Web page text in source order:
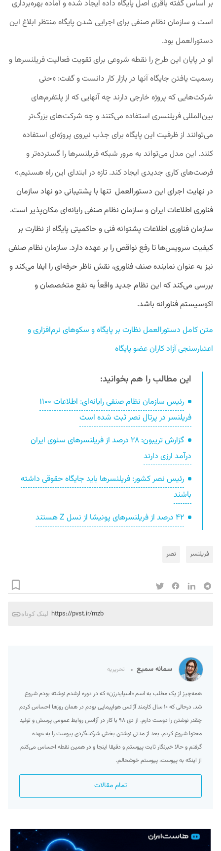
بر اساس گفته باقری اصل پایگاه داده ایجاد شده و آماده بهره‌برداری
است و سازمان نظام صنفی برای اجرایی شدن پایگاه منتظر ابلاغ این
دستورالعمل بود.
او در پایان این طرح را نقطه شروعی برای تقویت فعالیت فریلنسرها و
رسمیت یافتن جایگاه آنها در بازار کار دانست و گفت: «حتی
شرکت‌هایی که پروژه خارجی دارند چه آنهایی که از پلتفرم‌های
بین‌المللی فریلنسری استفاده می‌کنند و چه شرکت‌های بزرگ‌تر
می‌توانند از ظرفیت این پایگاه برای جذب نیروی پروژه‌ای استفاده
کنند. این مدل می‌تواند به مرور شبکه فریلنسرها را گسترده‌تر و
فرصت‌های کاری جدیدی ایجاد کند. تازه در ابتدای این راه هستیم.»
در نهایت اجرای این دستورالعمل تنها با پشتیبانی دو نهاد سازمان
فناوری اطلاعات ایران و سازمان نظام صنفی رایانه‌ای مکان‌پذیر است.
سازمان فناوری اطلاعات پشتوانه فنی و حاکمیتی پایگاه از نظارت بر
کیفیت سرویس‌ها تا رفع نواقص را بر عهده دارد. سازمان نظام صنفی
نیز به عنوان نماینده صنف فناوری، نقش ناظر حرفه‌ای را ایفا می‌کند و
بررسی می‌کند که این نظام جدید واقعاً به نفع متخصصان و
اکوسیستم فناورانه باشد.
اعتبارسنجی آزاد کاران عضو پایگاه
این مطالب را هم بخوانید:
رئیس سازمان نظام صنفی رایانه‌ای: اطلاعات ۱۱۰۰
فریلنسر در پرتال نصر ثبت شده است
گزارش تریبون: ۲۸ درصد از فریلنسرهای سئوی ایران
درآمد ارزی دارند
رئیس نصر کشور: فریلنسرها باید جایگاه حقوقی داشته
باشند
۴۲ درصد از فریلنسرهای پونیشا از نسل Z هستند
فریلنسر نصر
لینک کوتاه https://pvst.ir/mzb
سمانه سمیع تحریریه
همه‌چیز از یک مطلب به اسم «اسپایدرزن» که در دوره ارشدم نوشته بودم شروع
شد. درحالی که ۱۰ سال کارمند آژانس هواپیمایی بودم در همان روزها احساس کردم
چقدر نوشتن را دوست دارم. از دی ۹۸ با کار در آژانس روابط عمومی پرسش و تولید
محتوا شروع کردم. بعد از مدتی نوشتن بخش شرکت‌گردی پیوست را به عهده
گرفتم و حالا خبرنگار ثابت پیوستم و دقیقا اینجا و در همین نقطه احساس می‌کنم
از اینکه به پیوست، پیوستم خوشحالم.
تمام مقالات